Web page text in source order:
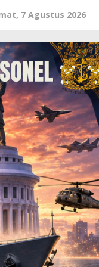
7 Agustus 2026